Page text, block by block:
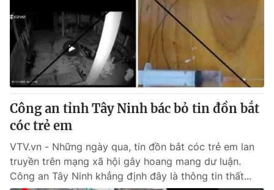
Công an tỉnh Tây Ninh bác bỏ tin đồn bắt
cóc trẻ em
VTV.vn - Những ngày qua, tin đồn bắt cóc trẻ em lan
truyền trên mạng xã hội gây hoang mang dư luận.
Công an Tây Ninh khẳng định đây là thông tin thất...